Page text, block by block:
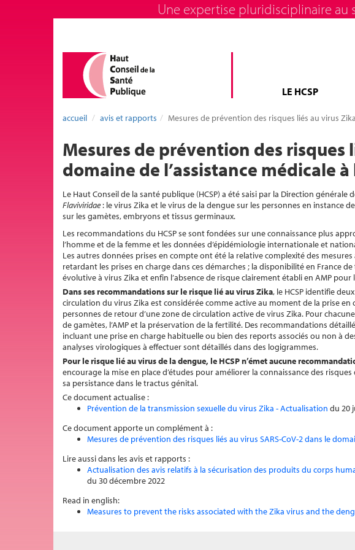
Une expertise pluridisciplinaire au
LE HCSP
accueil avis et rapports Mesures de prévention des risques liés au virus
Mesures de prévention des risques
domaine de l’assistance médicale
Le Haut Conseil de la santé publique (HCSP) a été saisi par la Direction
Flaviviridae: le virus Zika et le virus de la dengue sur les personnes en instance
sur les gamètes, embryons et tissus germinaux.
Les recommandations du HCSP se sont fondées sur une connaissance plus
l’homme et de la femme et les données d’épidémiologie internationale et
Les autres données prises en compte ont été la relative complexité des
retardant les prises en charge dans ces démarches ; la disponibilité en France
évolutive à virus Zika et enfin l’absence de risque clairement établi en AMP pour
Dans ses recommandations sur le risque lié au virus Zika, le HCSP identifie
circulation du virus Zika est considérée comme active au moment de la prise
personnes de retour d’une zone de circulation active de virus Zika. Pour
de gamètes, l’AMP et la préservation de la fertilité. Des recommandations
incluant une prise en charge habituelle ou bien des reports associés ou non à
analyses virologiques à effectuer sont détaillés dans des logigrammes.
Pour le risque lié au virus de la dengue, le HCSP n’émet aucune
encourage la mise en place d’études pour améliorer la connaissance des
sa persistance dans le tractus génital.
Ce document actualise :
Prévention de la transmission sexuelle du virus Zika - Actualisation du 20
Ce document apporte un complément à :
Mesures de prévention des risques liés au virus SARS-CoV-2 dans le
Lire aussi dans les avis et rapports :
Actualisation des avis relatifs à la sécurisation des produits du corps
du 30 décembre 2022
Read in english:
Measures to prevent the risks associated with the Zika virus and the